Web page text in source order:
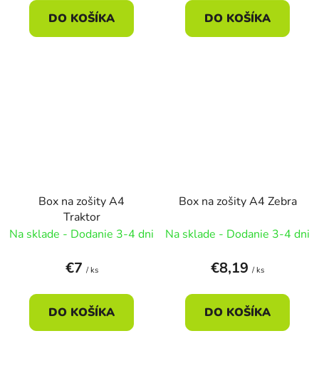
DO KOŠÍKA DO KOŠÍKA
Box na zošity A4
Traktor
Na sklade - Dodanie 3-4 dni
€7 / ks
DO KOŠÍKA
Box na zošity A4 Zebra
Na sklade - Dodanie 3-4 dni
€8,19 / ks
DO KOŠÍKA